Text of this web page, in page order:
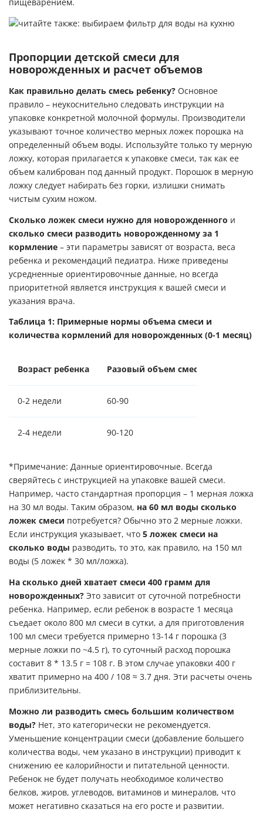
пищеварением.
Пропорции детской смеси для
новорожденных и расчет объемов
Как правильно делать смесь ребенку? Основное
правило – неукоснительно следовать инструкции на
упаковке конкретной молочной формулы. Производители
указывают точное количество мерных ложек порошка на
определенный объем воды. Используйте только ту мерную
ложку, которая прилагается к упаковке смеси, так как ее
объем калиброван под данный продукт. Порошок в мерную
ложку следует набирать без горки, излишки снимать
чистым сухим ножом.
Сколько ложек смеси нужно для новорожденного и
сколько смеси разводить новорожденному за 1
кормление – эти параметры зависят от возраста, веса
ребенка и рекомендаций педиатра. Ниже приведены
усредненные ориентировочные данные, но всегда
приоритетной является инструкция к вашей смеси и
указания врача.
Таблица 1: Примерные нормы объема смеси и
количества кормлений для новорожденных (0-1 месяц)
Возраст ребенка Разовый объем смеси (мл)
0-2 недели 60-90
2-4 недели 90-120
*Примечание: Данные ориентировочные. Всегда
сверяйтесь с инструкцией на упаковке вашей смеси.
Например, часто стандартная пропорция – 1 мерная ложка
на 30 мл воды. Таким образом, на 60 мл воды сколько
ложек смеси потребуется? Обычно это 2 мерные ложки.
Если инструкция указывает, что 5 ложек смеси на
сколько воды разводить, то это, как правило, на 150 мл
воды (5 ложек * 30 мл/ложка).
На сколько дней хватает смеси 400 грамм для
новорожденных? Это зависит от суточной потребности
ребенка. Например, если ребенок в возрасте 1 месяца
съедает около 800 мл смеси в сутки, а для приготовления
100 мл смеси требуется примерно 13-14 г порошка (3
мерные ложки по ~4.5 г), то суточный расход порошка
составит 8 * 13.5 г = 108 г. В этом случае упаковки 400 г
хватит примерно на 400 / 108 ≈ 3.7 дня. Эти расчеты очень
приблизительны.
Можно ли разводить смесь большим количеством
воды? Нет, это категорически не рекомендуется.
Уменьшение концентрации смеси (добавление большего
количества воды, чем указано в инструкции) приводит к
снижению ее калорийности и питательной ценности.
Ребенок не будет получать необходимое количество
белков, жиров, углеводов, витаминов и минералов, что
может негативно сказаться на его росте и развитии.